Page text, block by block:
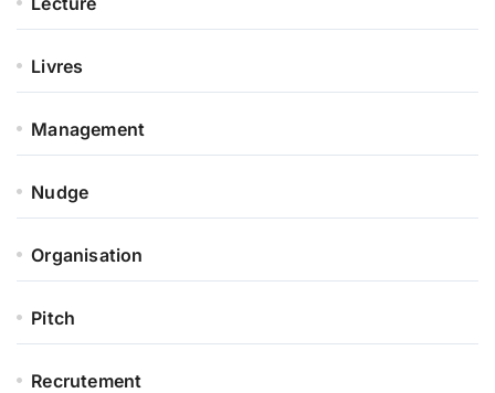
Livres
Management
Nudge
Organisation
Pitch
Recrutement